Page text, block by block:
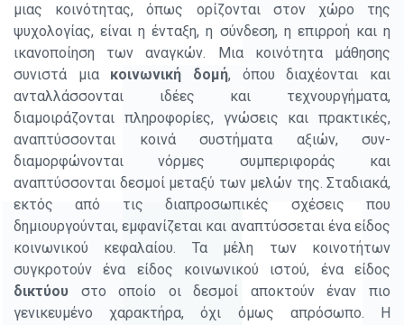
μιας κοινότητας, όπως ορίζονται στον χώρο της
ψυχολογίας, είναι η ένταξη, η σύνδεση, η επιρροή και η
ικανοποίηση των αναγκών. Μια κοινότητα μάθησης
συνιστά μιακοινωνική δομή, όπου διαχέονται και
ανταλλάσσονται ιδέες και τεχνουργήματα,
διαμοιράζονται πληροφορίες, γνώσεις και πρακτικές,
αναπτύσσονται κοινά συστήματα αξιών, συν-
διαμορφώνονται νόρμες συμπεριφοράς και
αναπτύσσονται δεσμοί μεταξύ των μελών της. Σταδιακά,
εκτός από τις διαπροσωπικές σχέσεις που
δημιουργούνται, εμφανίζεται και αναπτύσσεται ένα είδος
κοινωνικού κεφαλαίου. Τα μέλη των κοινοτήτων
συγκροτούν ένα είδος κοινωνικού ιστού, ένα είδος
δικτύου στο οποίο οι δεσμοί αποκτούν έναν πιο
γενικευμένο χαρακτήρα, όχι όμως απρόσωπο. Η